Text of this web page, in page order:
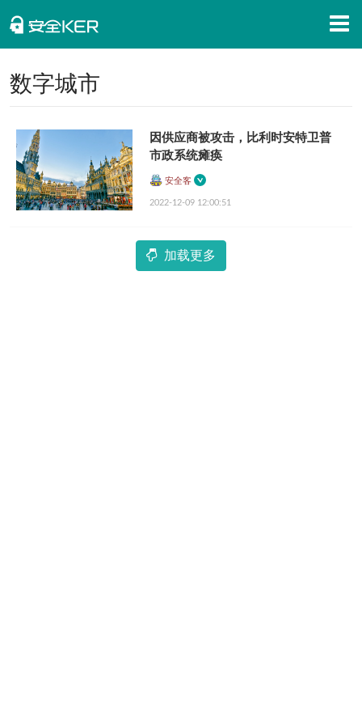
首页
安全资讯
招聘信息
安全活动
数字城市
因供应商被攻击，比利时安特卫普
市政系统瘫痪
安全客
2022-12-09 12:00:51
加载更多